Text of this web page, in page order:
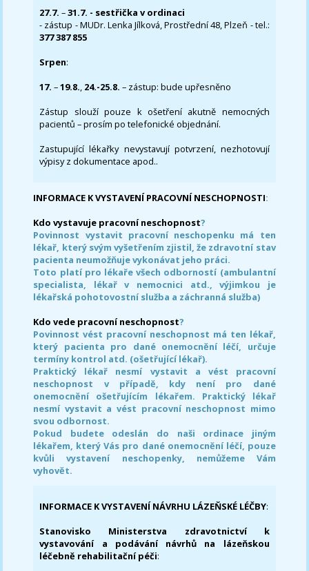
27.7.–31.7. - sestřička v ordinaci
- zástup - MUDr. Lenka Jílková, Prostřední 48, Plzeň - tel.:
377 387 855
Srpen:
17. –19.8., 24.-25.8. – zástup: bude upřesněno
Zástup slouží pouze k ošetření akutně nemocných
pacientů – prosím po telefonické objednání.
Zastupující lékařky nevystavují potvrzení, nezhotovují
výpisy z dokumentace apod..
INFORMACE K VYSTAVENÍ PRACOVNÍ NESCHOPNOSTI:
Kdo vystavuje pracovní neschopnost?
Povinnost vystavit pracovní neschopenku má ten
lékař, který svým vyšetřením zjistil, že zdravotní stav
pacienta neumožňuje vykonávat jeho práci.
Toto platí pro lékaře všech odborností (ambulantní
specialista, lékař v nemocnici atd., výjimkou je
lékařská pohotovostní služba a záchranná služba)
Kdo vede pracovní neschopnost?
Povinnost vést pracovní neschopnost má ten lékař,
který pacienta pro dané onemocnění léčí, určuje
termíny kontrol atd. (ošetřující lékař).
Praktický lékař nesmí vystavit a vést pracovní
neschopnost v případě, kdy není pro dané
onemocnění ošetřujícím lékařem. Praktický lékař
nesmí vystavit a vést pracovní neschopnost mimo
svou odbornost.
Pokud budete odeslán do naši ordinace jiným
lékařem, který Vás pro dané onemocnění léčí, pouze
kvůli vystavení neschopenky, nemůžeme Vám
vyhovět.
INFORMACE K VYSTAVENÍ NÁVRHU LÁZEŇSKÉ LÉČBY:
Stanovisko Ministerstva zdravotnictví k
vystavování a podávání návrhů na lázeňskou
léčebně rehabilitační péči: